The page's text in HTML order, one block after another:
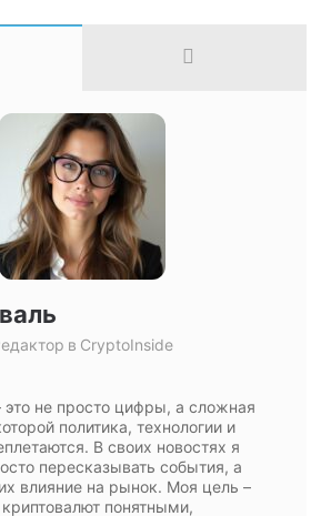
в CryptoInside
это не просто цифры, а сложная
политика, технологии и
В своих новостях я
пересказывать события, а
влияние на рынок. Моя цель –
понятными,